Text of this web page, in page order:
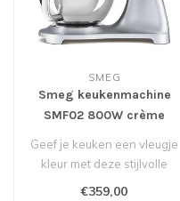
SMEG
Smeg keukenmachine
SMF02 800W crème
actie van 449,- voor 359,-
Geef je keuken een vleugje
kleur met deze stijlvolle
keukenmachine van Smeg
€359,00